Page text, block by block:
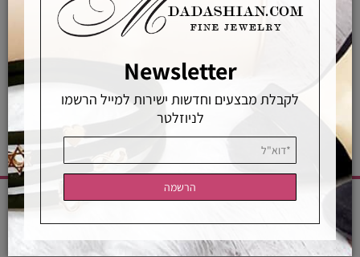
אחראיות בלעדית משלוחים מהירים רכישה מאובטחת
CATEGORIES
Newsletter
לקבלת מבצעים וחדשות ישירות למייל הרשמו
לניוזלטר